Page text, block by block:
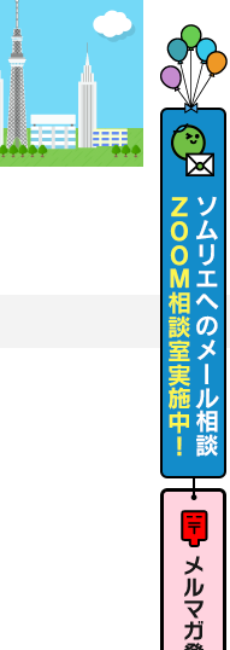
ソムリエ
へのメー
ル相談